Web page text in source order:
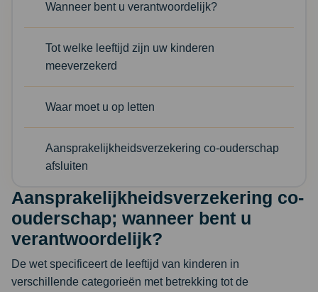
Wanneer bent u verantwoordelijk?
Tot welke leeftijd zijn uw kinderen
meeverzekerd
Waar moet u op letten
Aansprakelijkheidsverzekering co-ouderschap
afsluiten
Aansprakelijkheidsverzekering co-
ouderschap; wanneer bent u
verantwoordelijk?
De wet specificeert de leeftijd van kinderen in
verschillende categorieën met betrekking tot de